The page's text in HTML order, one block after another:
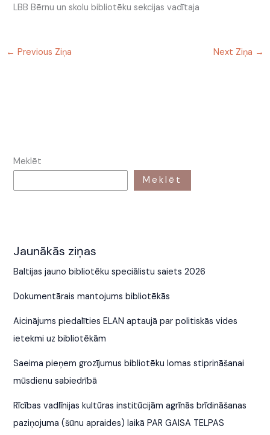
LBB Bērnu un skolu bibliotēku sekcijas vadītaja
← Previous Ziņa Next Ziņa →
Meklēt
Meklēt
Jaunākās ziņas
Baltijas jauno bibliotēku speciālistu saiets 2026
Dokumentārais mantojums bibliotēkās
Aicinājums piedalīties ELAN aptaujā par politiskās vides
ietekmi uz bibliotēkām
Saeima pieņem grozījumus bibliotēku lomas stiprināšanai
mūsdienu sabiedrībā
Rīcības vadlīnijas kultūras institūcijām agrīnās brīdināšanas
paziņojuma (šūnu apraides) laikā PAR GAISA TELPAS